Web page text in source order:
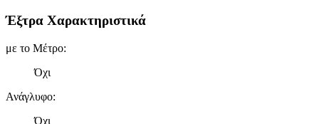
Έξτρα Χαρακτηριστικά
με το Μέτρο:
Όχι
Ανάγλυφο:
Όχι